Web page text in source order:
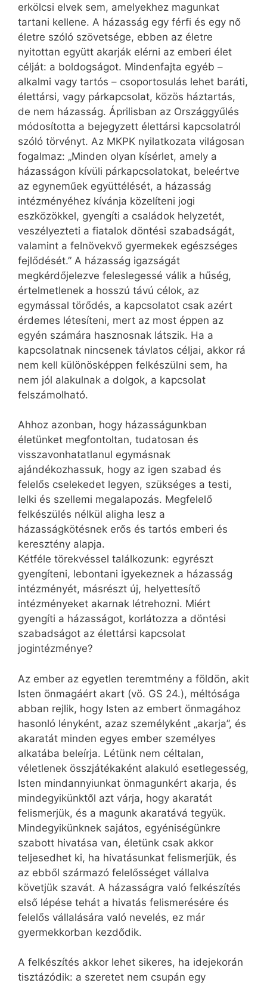
erkölcsi elvek sem, amelyekhez magunkat
tartani kellene. A házasság egy férfi és egy nő
életre szóló szövetsége, ebben az életre
nyitottan együtt akarják elérni az emberi élet
célját: a boldogságot. Mindenfajta egyéb –
alkalmi vagy tartós – csoportosulás lehet baráti,
élettársi, vagy párkapcsolat, közös háztartás,
de nem házasság. Áprilisban az Országgyűlés
módosította a bejegyzett élettársi kapcsolatról
szóló törvényt. Az MKPK nyilatkozata világosan
fogalmaz: „Minden olyan kísérlet, amely a
házasságon kívüli párkapcsolatokat, beleértve
az egyneműek együttélését, a házasság
intézményéhez kívánja közelíteni jogi
eszközökkel, gyengíti a családok helyzetét,
veszélyezteti a fiatalok döntési szabadságát,
valamint a felnövekvő gyermekek egészséges
fejlődését.” A házasság igazságát
megkérdőjelezve feleslegessé válik a hűség,
értelmetlenek a hosszú távú célok, az
egymással törődés, a kapcsolatot csak azért
érdemes létesíteni, mert az most éppen az
egyén számára hasznosnak látszik. Ha a
kapcsolatnak nincsenek távlatos céljai, akkor rá
nem kell különösképpen felkészülni sem, ha
nem jól alakulnak a dolgok, a kapcsolat
felszámolható.
Ahhoz azonban, hogy házasságunkban
életünket megfontoltan, tudatosan és
visszavonhatatlanul egymásnak
ajándékozhassuk, hogy az igen szabad és
felelős cselekedet legyen, szükséges a testi,
lelki és szellemi megalapozás. Megfelelő
felkészülés nélkül aligha lesz a
házasságkötésnek erős és tartós emberi és
keresztény alapja.
Kétféle törekvéssel találkozunk: egyrészt
gyengíteni, lebontani igyekeznek a házasság
intézményét, másrészt új, helyettesítő
intézményeket akarnak létrehozni. Miért
gyengíti a házasságot, korlátozza a döntési
szabadságot az élettársi kapcsolat
jogintézménye?
Az ember az egyetlen teremtmény a földön, akit
Isten önmagáért akart (vö. GS 24.), méltósága
abban rejlik, hogy Isten az embert önmagához
hasonló lényként, azaz személyként „akarja”, és
akaratát minden egyes ember személyes
alkatába beleírja. Létünk nem céltalan,
véletlenek összjátékaként alakuló esetlegesség,
Isten mindannyiunkat önmagunkért akarja, és
mindegyikünktől azt várja, hogy akaratát
felismerjük, és a magunk akaratává tegyük.
Mindegyikünknek sajátos, egyéniségünkre
szabott hivatása van, életünk csak akkor
teljesedhet ki, ha hivatásunkat felismerjük, és
az ebből származó felelősséget vállalva
követjük szavát. A házasságra való felkészítés
első lépése tehát a hivatás felismerésére és
felelős vállalására való nevelés, ez már
gyermekkorban kezdődik.
A felkészítés akkor lehet sikeres, ha idejekorán
tisztázódik: a szeretet nem csupán egy